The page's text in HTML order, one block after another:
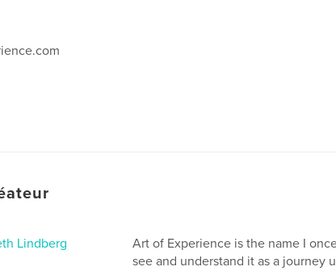
Lindberg
Art of Experience is the name I
see and understand it as a journey